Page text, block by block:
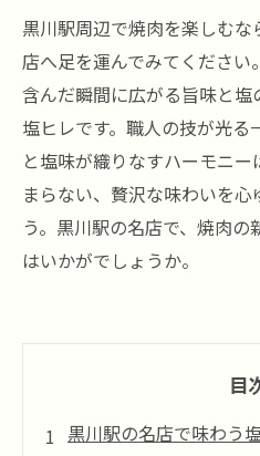
黒川駅周辺で焼肉を楽しむ
店へ足を運んでみてくださ
含んだ瞬間に広がる旨味と
塩ヒレです。職人の技が光る
と塩味が織りなすハーモニ
まらない、贅沢な味わいを
う。黒川駅の名店で、焼肉
はいかがでしょうか。
目
黒川駅の名店で味わう